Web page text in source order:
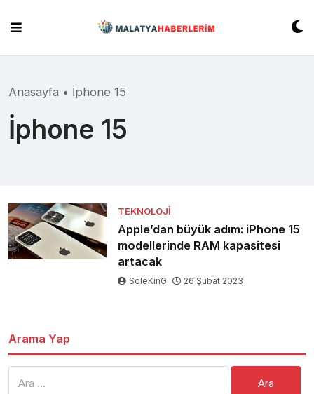
content
Anasayfa • İphone 15
İphone 15
TEKNOLOJI
Apple’dan büyük adım: iPhone 15
modellerinde RAM kapasitesi
artacak
SoleKinG 26 Şubat 2023
Arama Yap